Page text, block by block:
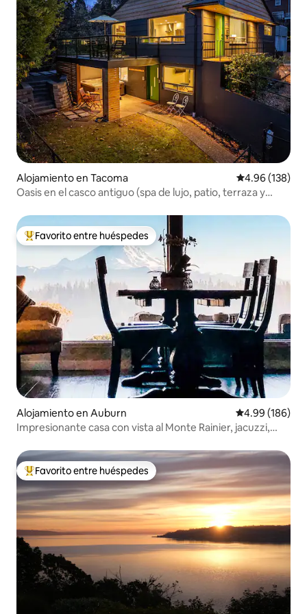
Alojamiento en Tacoma Calificación
4.96 (138)
Oasis en el casco antiguo (spa de lujo, patio, terraza y
Favorito entre huéspedes preferido
Favorito entre huéspedes
Alojamiento en Auburn Calificación
4.99 (186)
Impresionante casa con vista al Monte Rainier, jacuzzi,
Favorito entre huéspedes preferido
Favorito entre huéspedes